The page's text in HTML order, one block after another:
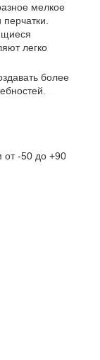
мелкое
легко
более
от -50 до +90